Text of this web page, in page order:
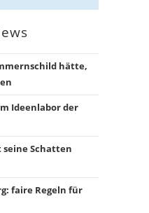
hätte,
Ideenlabor der
seine Schatten
faire Regeln für